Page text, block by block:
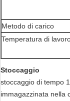
Metodo di carico
Temperatura di
Stoccaggio
stoccaggio di tempo
immagazzinata nella